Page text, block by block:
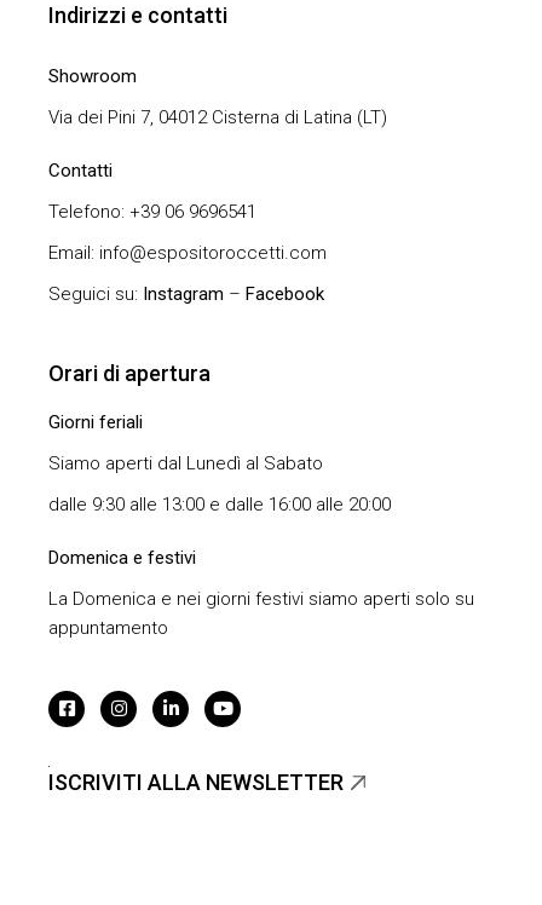
Indirizzi e contatti
Showroom
Via dei Pini 7, 04012 Cisterna di Latina (LT)
Contatti
Telefono: +39 06 9696541
Email: info@espositoroccetti.com
Seguici su: Instagram –Facebook
Orari di apertura
Giorni feriali
Siamo aperti dal Lunedì al Sabato
dalle 9:30 alle 13:00 e dalle 16:00 alle 20:00
Domenica e festivi
La Domenica e nei giorni festivi siamo aperti solo su
appuntamento
ISCRIVITI ALLA NEWSLETTER